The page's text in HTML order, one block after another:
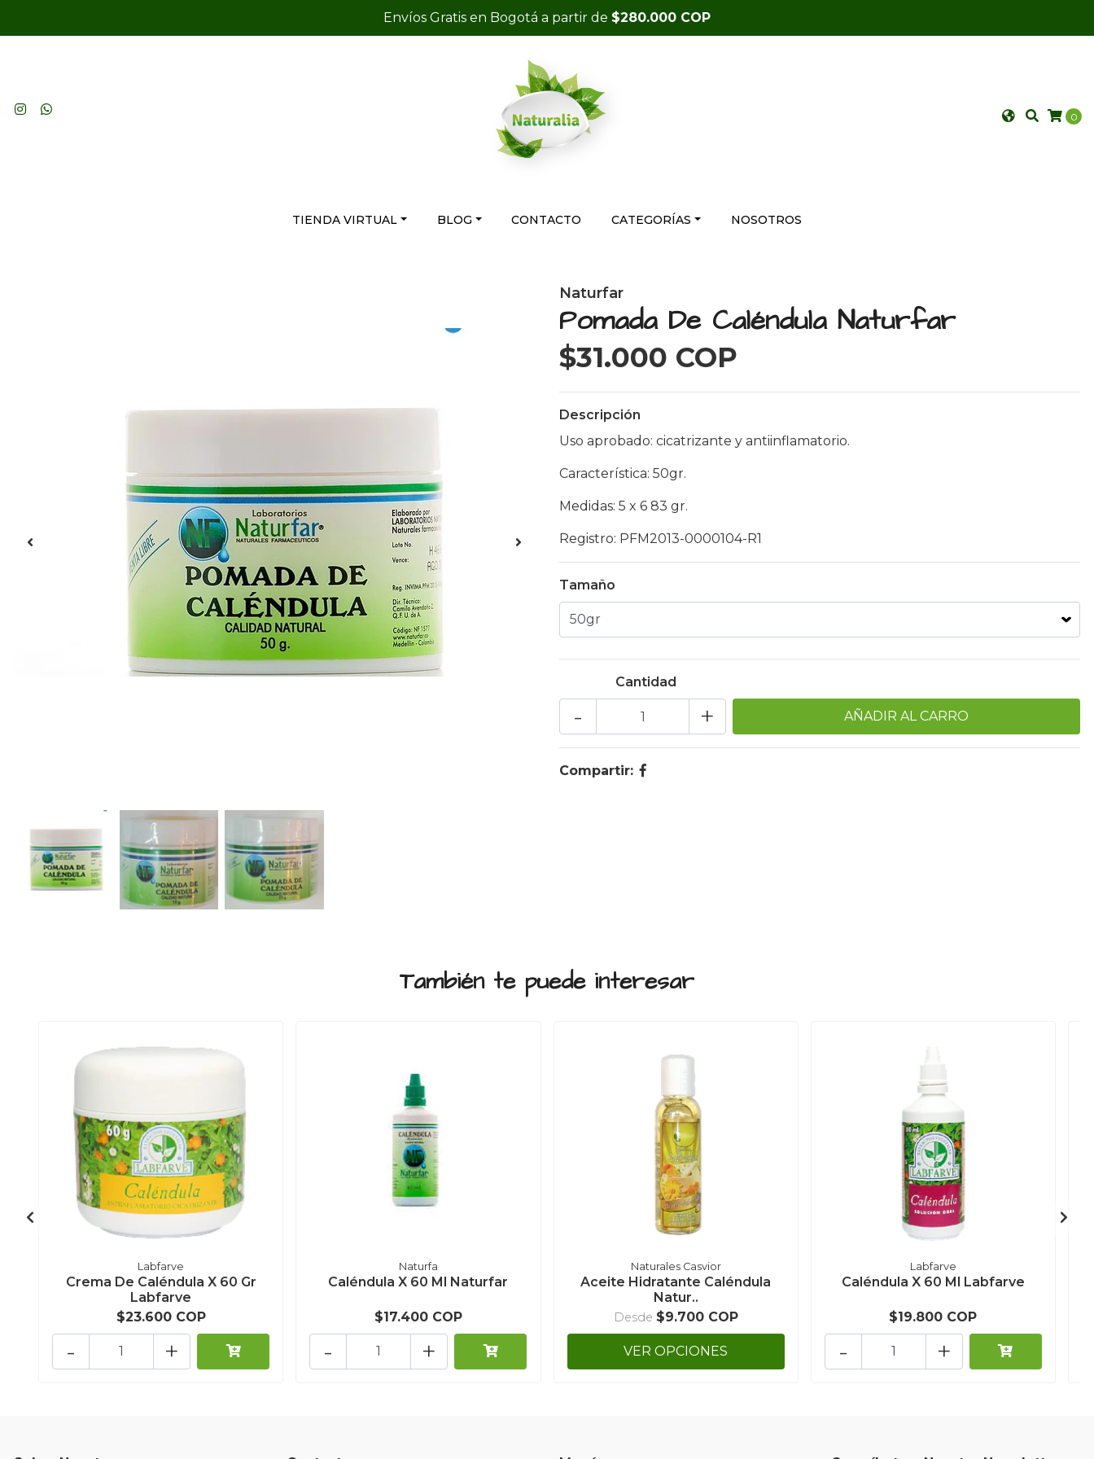
Envíos Gratis en Bogotá a partir de $280.000 COP
0
TIENDA VIRTUAL BLOG CONTACTO CATEGORÍAS NOSOTROS
Naturfar
Pomada De Caléndula Naturfar
$31.000 COP
Descripción
Uso aprobado: cicatrizante y antiinflamatorio.
Característica: 50gr.
Medidas: 5 x 6 83 gr.
Registro: PFM2013-0000104-R1
Tamaño
Cantidad
+
-
Compartir:
También te puede interesar
Labfarve
Crema De Caléndula X 60 Gr
Labfarve
$23.600 COP
+
-
Naturfa
Caléndula X 60 Ml Naturfar
$17.400 COP
+
-
Naturales Casvior
Aceite Hidratante Caléndula
Natur..
Desde $9.700 COP
VER OPCIONES
Labfarve
Caléndula X 60 Ml Labfarve
$19.800 COP
+
-